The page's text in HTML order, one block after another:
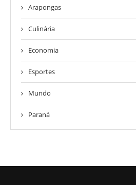
Arapongas
Culinária
Economia
Esportes
Mundo
Paraná